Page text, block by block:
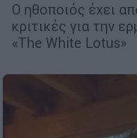
Ο ηθοποιός έχει
κριτικές για την
«The White Lotus»